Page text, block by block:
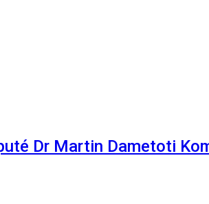
Dr Martin Dametoti